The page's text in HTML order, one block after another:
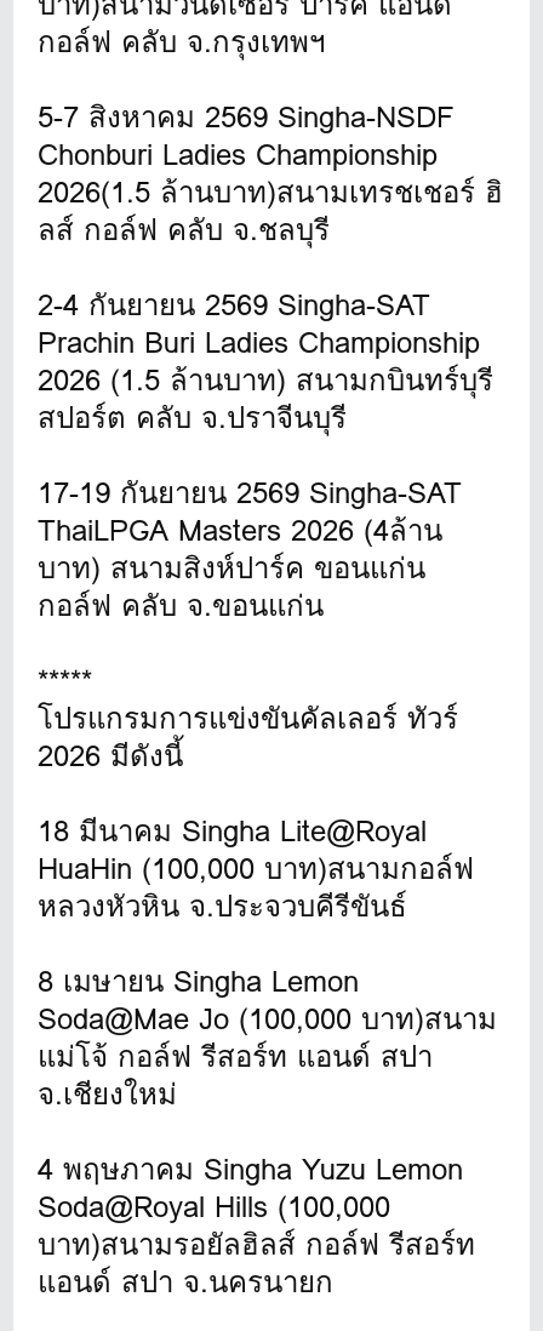
กอล์ฟ คลับ จ.กรุงเทพฯ
5-7 สิงหาคม 2569 Singha-NSDF
Chonburi Ladies Championship
2026(1.5 ล้านบาท)สนามเทรชเชอร์ ฮิ
ลส์ กอล์ฟ คลับ จ.ชลบุรี
2-4 กันยายน 2569 Singha-SAT
Prachin Buri Ladies Championship
2026 (1.5 ล้านบาท) สนามกบินทร์บุรี
สปอร์ต คลับ จ.ปราจีนบุรี
17-19 กันยายน 2569 Singha-SAT
ThaiLPGA Masters 2026 (4ล้าน
บาท) สนามสิงห์ปาร์ค ขอนแก่น
กอล์ฟ คลับ จ.ขอนแก่น
*****
โปรแกรมการแข่งขันคัลเลอร์ ทัวร์
2026 มีดังนี้
18 มีนาคม Singha Lite@Royal
HuaHin (100,000 บาท)สนามกอล์ฟ
หลวงหัวหิน จ.ประจวบคีรีขันธ์
8 เมษายน Singha Lemon
Soda@Mae Jo (100,000 บาท)สนาม
แม่โจ้ กอล์ฟ รีสอร์ท แอนด์ สปา
จ.เชียงใหม่
4 พฤษภาคม Singha Yuzu Lemon
Soda@Royal Hills (100,000
บาท)สนามรอยัลฮิลส์ กอล์ฟ รีสอร์ท
แอนด์ สปา จ.นครนายก